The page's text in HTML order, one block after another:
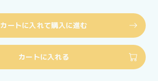
カートに入れて購入に進む
カートに入れる